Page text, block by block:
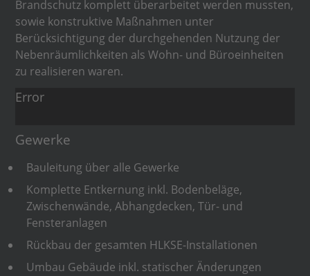
Brandschutz komplett überarbeitet werden mussten,
sowie konstruktive Maßnahmen unter
Berücksichtigung der durchgehenden Nutzung der
Nebenräumlichkeiten als Wohn- und Büroeinheiten
zu realisieren waren.
Error
Gewerke
Bauleitung über alle Gewerke
Komplette Entkernung inkl. Bodenbeläge,
Zwischenwände, Abhangdecken, Tür- und
Fensteranlagen
Rückbau der gesamten HLKSE-Installationen
Umbau Gebäude inkl. statischer Änderungen